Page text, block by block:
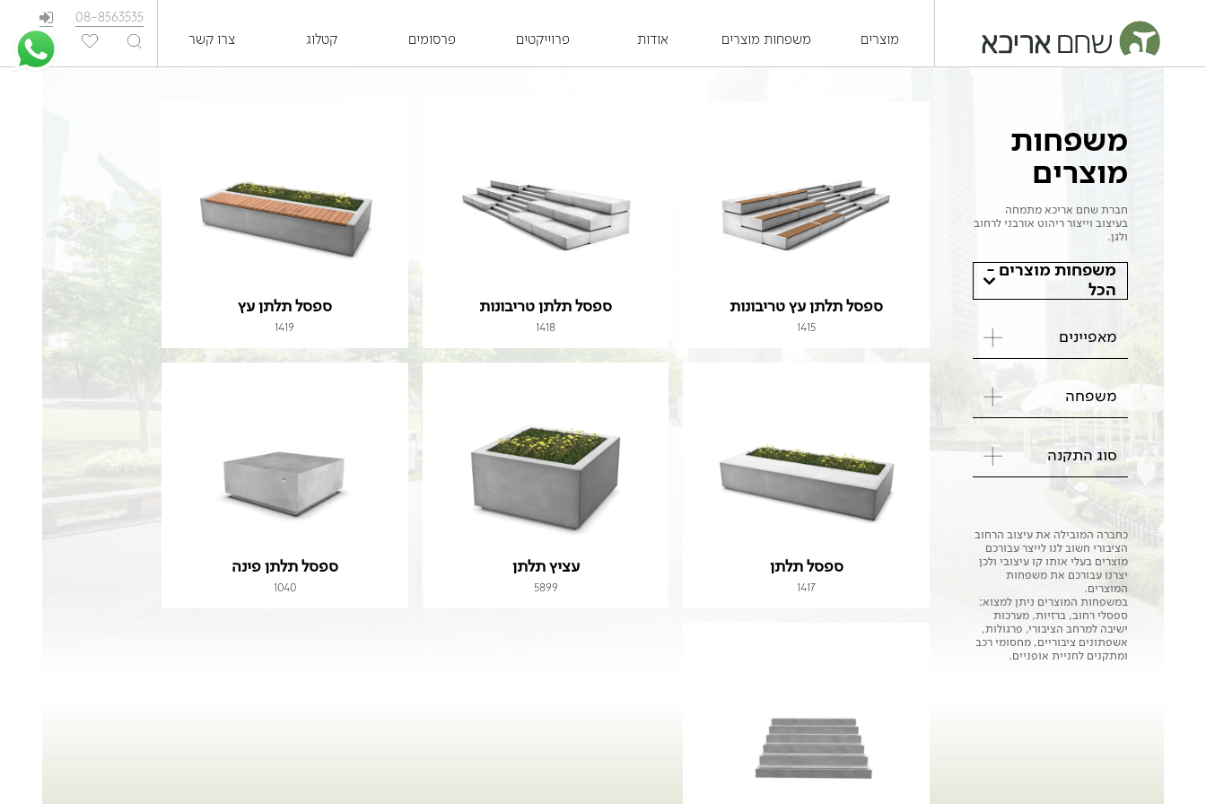
מוצרים משפחות מוצרים אודות פרוייקטים פרסומים קטלוג צרו קשר
08-8563535
EN
משפחות
מוצרים
חברת שחם אריכא מתמחה
בעיצוב וייצור ריהוט אורבני לרחוב
ולגן.
משפחות מוצרים -
הכל
מאפיינים
משפחה
סוג התקנה
כחברה המובילה את עיצוב הרחוב
הציבורי חשוב לנו לייצר עבורכם
מוצרים בעלי אותו קו עיצובי ולכן
יצרנו עבורכם את משפחות
המוצרים.
במשפחות המוצרים ניתן למצוא:
ספסלי רחוב, ברזיות, מערכות
ישיבה למרחב הציבורי, פרגולות,
אשפתונים ציבוריים, מחסומי רכב
ומתקנים לחניית אופניים.
ספסל תלתן עץ טריבונות
1415
ספסל תלתן טריבונות
1418
ספסל תלתן עץ
1419
ספסל תלתן
1417
עציץ תלתן
5899
ספסל תלתן פינה
1040